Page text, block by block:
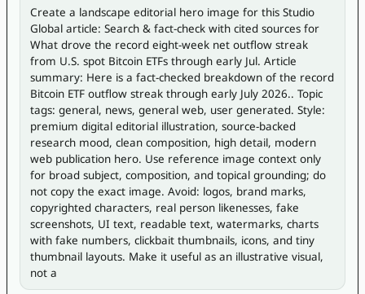
Create a landscape editorial hero image for this Studio
Global article: Search & fact-check with cited sources for
What drove the record eight-week net outflow streak
from U.S. spot Bitcoin ETFs through early Jul. Article
summary: Here is a fact-checked breakdown of the record
Bitcoin ETF outflow streak through early July 2026.. Topic
tags: general, news, general web, user generated. Style:
premium digital editorial illustration, source-backed
research mood, clean composition, high detail, modern
web publication hero. Use reference image context only
for broad subject, composition, and topical grounding; do
not copy the exact image. Avoid: logos, brand marks,
copyrighted characters, real person likenesses, fake
screenshots, UI text, readable text, watermarks, charts
with fake numbers, clickbait thumbnails, icons, and tiny
thumbnail layouts. Make it useful as an illustrative visual,
not a